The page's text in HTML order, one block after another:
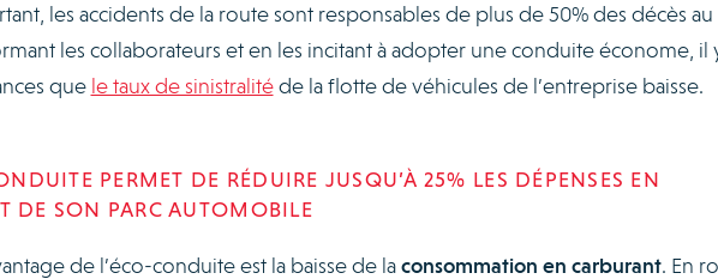
les accidents de la route sont responsables de plus de 50% des décès au
les collaborateurs et en les incitant à adopter une conduite économe, il
que le taux de sinistralitéde la flotte de véhicules de l’entreprise baisse.
PERMET DE RÉDUIRE JUSQU’À 25% LES DÉPENSES EN
DE SON PARC AUTOMOBILE
de l’éco-conduite est la baisse de laconsommation en carburant. En